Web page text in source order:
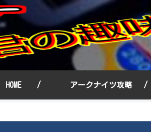
HOME / アークナイツ攻略 /